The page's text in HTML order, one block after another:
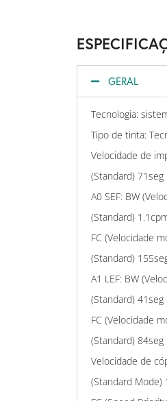
GERAL
Tecnologia:
Tipo de tinta:
Velocidade de
(Standard) 71seg
A0 SEF: BW
(Standard)
FC (Velocidade
(Standard)
A1 LEF: BW
(Standard) 41seg
FC (Velocidade
(Standard) 84seg
Velocidade de
(Standard Mode)